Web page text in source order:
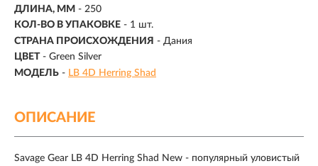
ДЛИНА, ММ - 250
КОЛ-ВО В УПАКОВКЕ - 1 шт.
СТРАНА ПРОИСХОЖДЕНИЯ - Дания
ЦВЕТ - Green Silver
МОДЕЛЬ - LB 4D Herring Shad
ОПИСАНИЕ
Savage Gear LB 4D Herring Shad New - популярный уловистый